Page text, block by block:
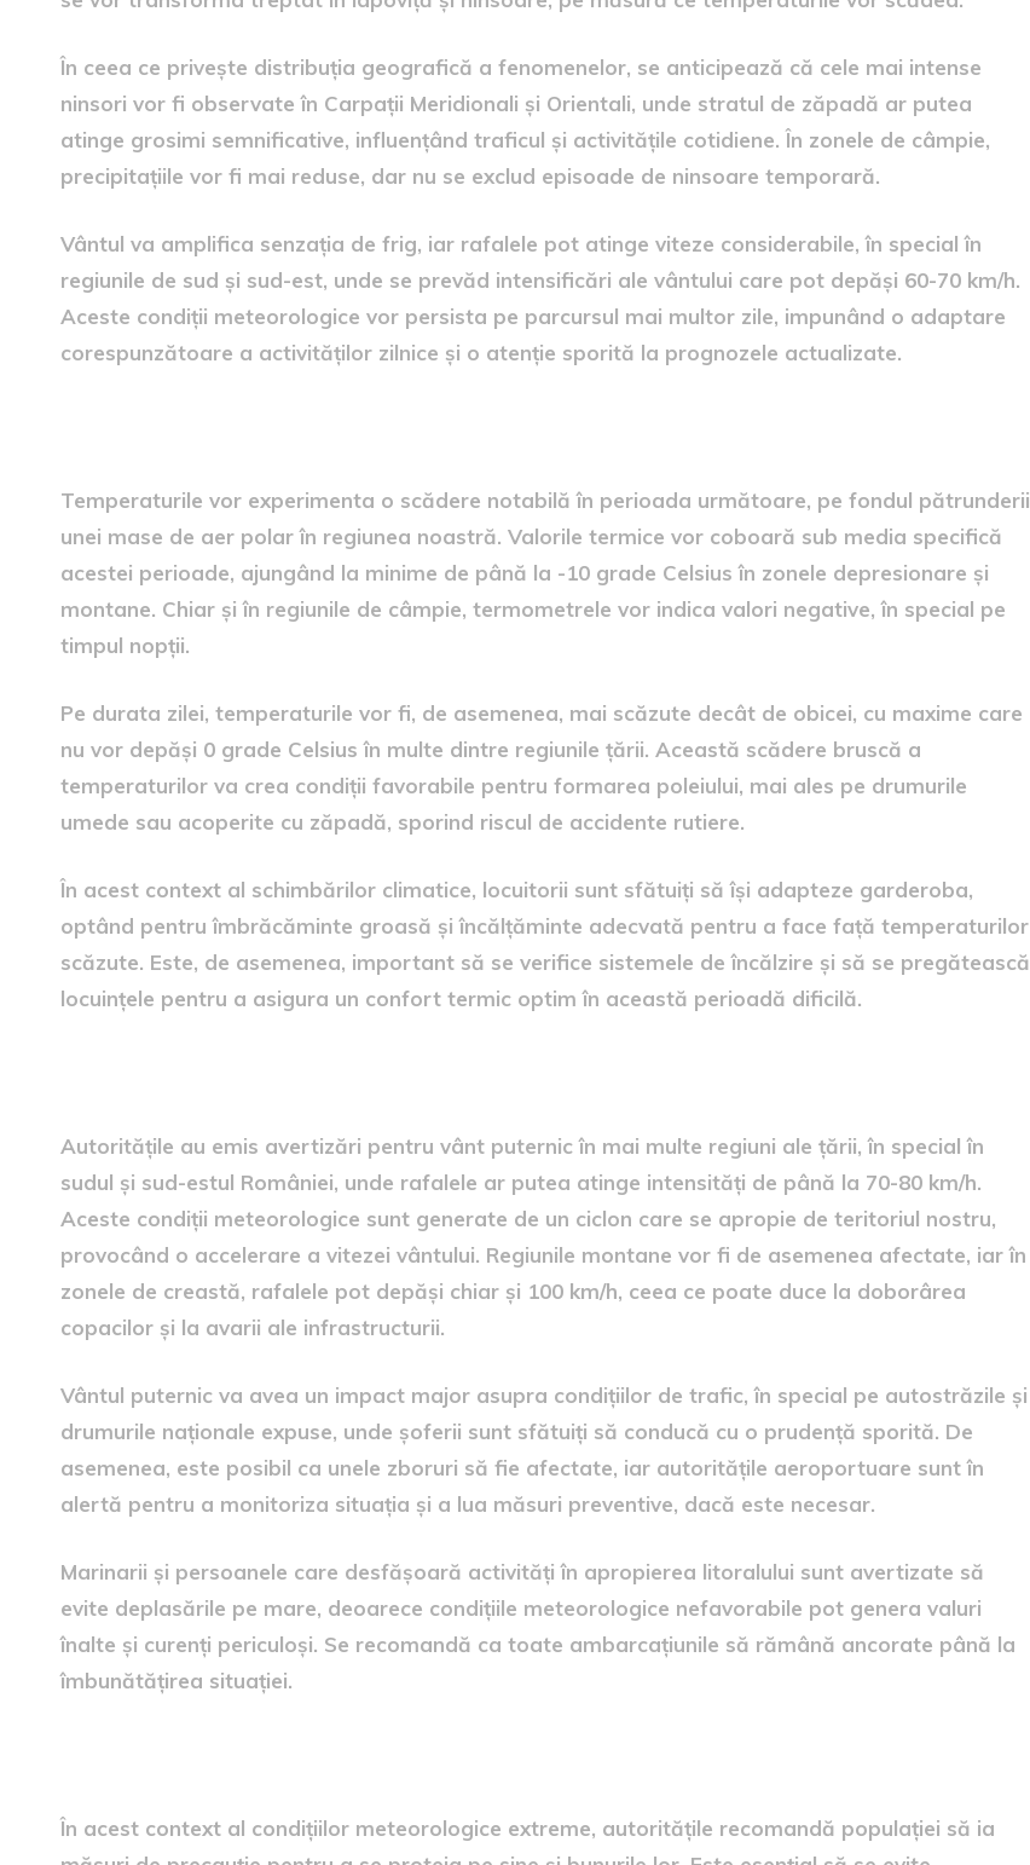
În ceea ce privește distribuția geografică a fenomenelor, se anticipează că cele mai intense
ninsori vor fi observate în Carpații Meridionali și Orientali, unde stratul de zăpadă ar putea
atinge grosimi semnificative, influențând traficul și activitățile cotidiene. În zonele de câmpie,
precipitațiile vor fi mai reduse, dar nu se exclud episoade de ninsoare temporară.
Vântul va amplifica senzația de frig, iar rafalele pot atinge viteze considerabile, în special în
regiunile de sud și sud-est, unde se prevăd intensificări ale vântului care pot depăși 60-70 km/h.
Aceste condiții meteorologice vor persista pe parcursul mai multor zile, impunând o adaptare
corespunzătoare a activităților zilnice și o atenție sporită la prognozele actualizate.
Temperaturile vor experimenta o scădere notabilă în perioada următoare, pe fondul pătrunderii
unei mase de aer polar în regiunea noastră. Valorile termice vor coboară sub media specifică
acestei perioade, ajungând la minime de până la -10 grade Celsius în zonele depresionare și
montane. Chiar și în regiunile de câmpie, termometrele vor indica valori negative, în special pe
timpul nopții.
Pe durata zilei, temperaturile vor fi, de asemenea, mai scăzute decât de obicei, cu maxime care
nu vor depăși 0 grade Celsius în multe dintre regiunile țării. Această scădere bruscă a
temperaturilor va crea condiții favorabile pentru formarea poleiului, mai ales pe drumurile
umede sau acoperite cu zăpadă, sporind riscul de accidente rutiere.
În acest context al schimbărilor climatice, locuitorii sunt sfătuiți să își adapteze garderoba,
optând pentru îmbrăcăminte groasă și încălțăminte adecvată pentru a face față temperaturilor
scăzute. Este, de asemenea, important să se verifice sistemele de încălzire și să se pregătească
locuințele pentru a asigura un confort termic optim în această perioadă dificilă.
Autoritățile au emis avertizări pentru vânt puternic în mai multe regiuni ale țării, în special în
sudul și sud-estul României, unde rafalele ar putea atinge intensități de până la 70-80 km/h.
Aceste condiții meteorologice sunt generate de un ciclon care se apropie de teritoriul nostru,
provocând o accelerare a vitezei vântului. Regiunile montane vor fi de asemenea afectate, iar în
zonele de creastă, rafalele pot depăși chiar și 100 km/h, ceea ce poate duce la doborârea
copacilor și la avarii ale infrastructurii.
Vântul puternic va avea un impact major asupra condițiilor de trafic, în special pe autostrăzile și
drumurile naționale expuse, unde șoferii sunt sfătuiți să conducă cu o prudență sporită. De
asemenea, este posibil ca unele zboruri să fie afectate, iar autoritățile aeroportuare sunt în
alertă pentru a monitoriza situația și a lua măsuri preventive, dacă este necesar.
Marinarii și persoanele care desfășoară activități în apropierea litoralului sunt avertizate să
evite deplasările pe mare, deoarece condițiile meteorologice nefavorabile pot genera valuri
înalte și curenți periculoși. Se recomandă ca toate ambarcațiunile să rămână ancorate până la
îmbunătățirea situației.
În acest context al condițiilor meteorologice extreme, autoritățile recomandă populației să ia